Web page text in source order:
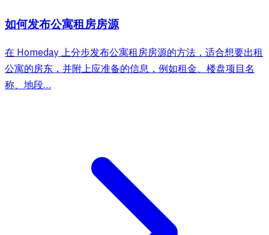
如何发布公寓租房房源
在 Homeday 上分步发布公寓租房房源的方法，适合想要出租
公寓的房东，并附上应准备的信息，例如租金、楼盘项目名
称、地段…